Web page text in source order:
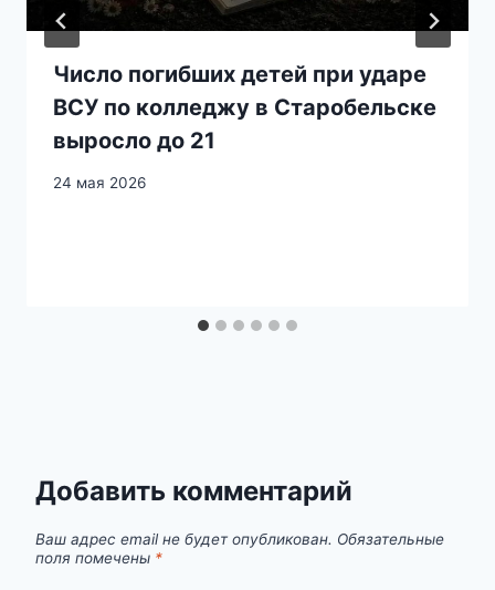
Число погибших детей при ударе
ВСУ по колледжу в Старобельске
выросло до 21
24 мая 2026
Добавить комментарий
Ваш адрес email не будет опубликован. Обязательные
поля помечены *